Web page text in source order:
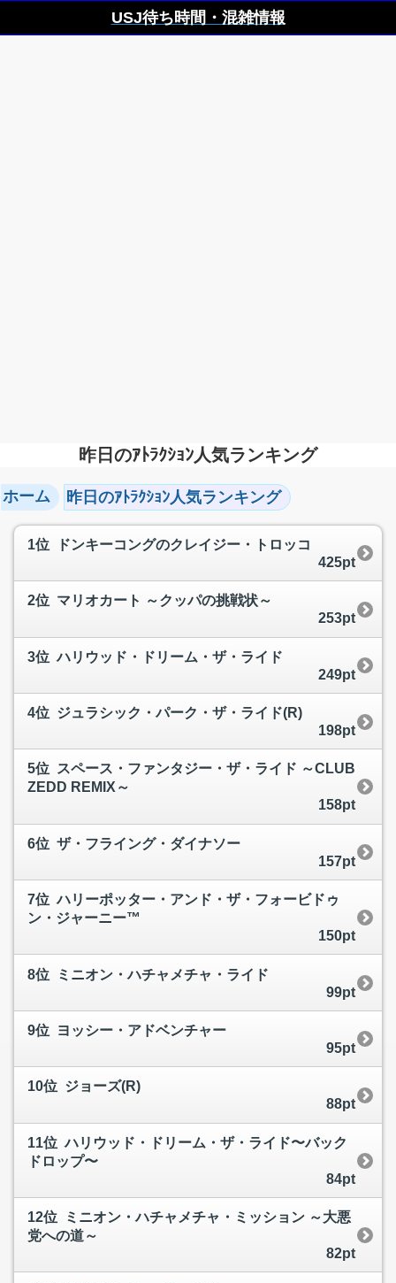
USJ待ち時間・混雑情報
昨日のｱﾄﾗｸｼｮﾝ人気ランキング
ホーム 昨日のｱﾄﾗｸｼｮﾝ人気ランキング
1位 ドンキーコングのクレイジー・トロッコ
425pt
2位 マリオカート ～クッパの挑戦状～
253pt
3位 ハリウッド・ドリーム・ザ・ライド
249pt
4位 ジュラシック・パーク・ザ・ライド(R)
198pt
5位 スペース・ファンタジー・ザ・ライド ～CLUB
ZEDD REMIX～
158pt
6位 ザ・フライング・ダイナソー
157pt
7位 ハリーポッター・アンド・ザ・フォービドゥ
ン・ジャーニー™
150pt
8位 ミニオン・ハチャメチャ・ライド
99pt
9位 ヨッシー・アドベンチャー
95pt
10位 ジョーズ(R)
88pt
11位 ハリウッド・ドリーム・ザ・ライド〜バック
ドロップ〜
84pt
12位 ミニオン・ハチャメチャ・ミッション ～大悪
党への道～
82pt